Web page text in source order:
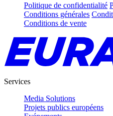
Politique de confidentialité
Conditions générales
Conditions de vente
Services
Media Solutions
Projets publics européens